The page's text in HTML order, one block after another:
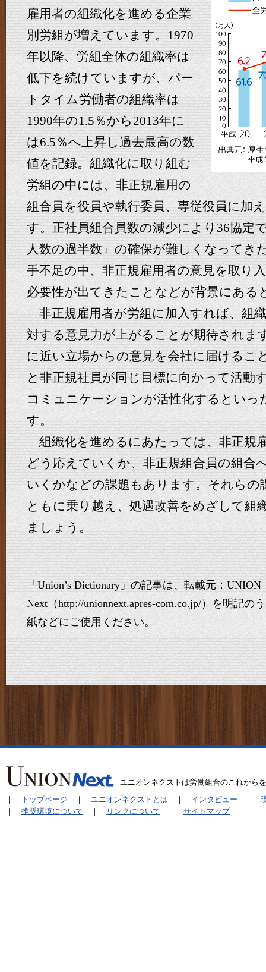
雇用者の組織化を進める企業
別労組が増えています。1970
年以降、労組全体の組織率は
低下を続けていますが、パー
トタイム労働者の組織率は
1990年の1.5％から2013年に
は6.5％へ上昇し過去最高の数
値を記録。組織化に取り組む
労組の中には、非正規雇用の
組合員を役員や執行委員、専従役員に加
す。正社員組合員数の減少により36協定
人数の過半数」の確保が難しくなってき
手不足の中、非正規雇用者の意見を取り
必要性が出てきたことなどが背景にある
非正規雇用者が労組に加入すれば、組
対する意見力が上がることが期待されま
に近い立場からの意見を会社に届けるこ
と非正規社員が同じ目標に向かって活動
コミュニケーションが活性化するといっ
す。
組織化を進めるにあたっては、非正規
どう応えていくか、非正規組合員の組合
いくかなどの課題もあります。それらの
ともに乗り越え、処遇改善をめざして組
ましょう。
「Union’s Dictionary」の記事は、転載元：UNION
Next（http://unionnext.apres-com.co.jp/）を明記の
紙などにご使用ください。
ユニオンネクストは労働組合のこれから
｜
トップページ ｜ ユニオンネクストとは ｜ インタビュー ｜
｜ 推奨環境について ｜ リンクについて ｜ サイトマップ